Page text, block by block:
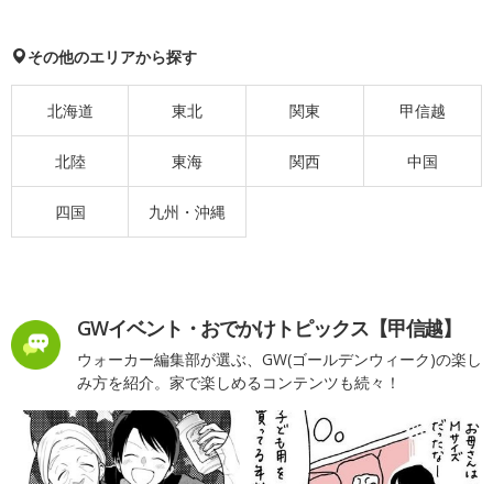
その他のエリアから探す
北海道 東北 関東 甲信越
北陸 東海 関西 中国
四国 九州・沖縄
GWイベント・おでかけトピックス【甲信越】
ウォーカー編集部が選ぶ、GW(ゴールデンウィーク)の楽し
み方を紹介。家で楽しめるコンテンツも続々！